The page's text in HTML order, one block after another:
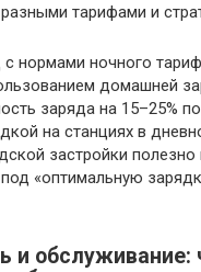
тарифами и
нормами ночного
домашней
заряда на 15–25%
на станциях в
застройки полезно
«оптимальную
и обслуживание: